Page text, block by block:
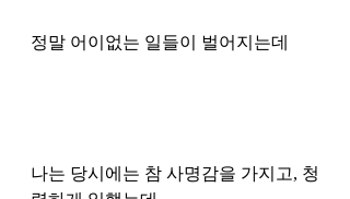
정말 어이없는 일들이 벌어지는데
나는 당시에는 참 사명감을 가지고, 청